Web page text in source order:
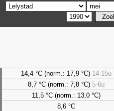
14,4 °C (norm.: 17,9 °C) 14-15u
8,7 °C (norm.: 7,8 °C) 5-6u
11,5 °C (norm.: 13,0 °C)
8,6 °C